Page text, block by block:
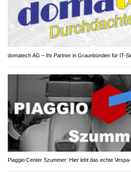
domatech AG – Ihr Partner in Graunbünden für IT-
Piaggio Center Szummer: Hier lebt das echte